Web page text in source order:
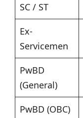
SC / ST
Ex-
Servicemen
PwBD
(General)
PwBD (OBC)